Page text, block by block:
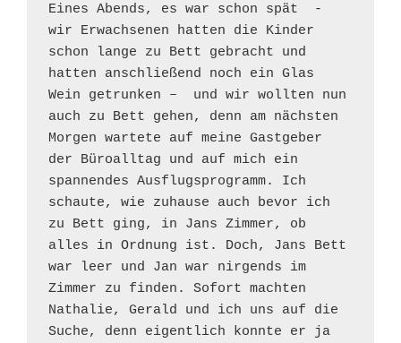
Eines Abends, es war schon spät  -
wir Erwachsenen hatten die Kinder
schon lange zu Bett gebracht und
hatten anschließend noch ein Glas
Wein getrunken –  und wir wollten nun
auch zu Bett gehen, denn am nächsten
Morgen wartete auf meine Gastgeber
der Büroalltag und auf mich ein
spannendes Ausflugsprogramm. Ich
schaute, wie zuhause auch bevor ich
zu Bett ging, in Jans Zimmer, ob
alles in Ordnung ist. Doch, Jans Bett
war leer und Jan war nirgends im
Zimmer zu finden. Sofort machten
Nathalie, Gerald und ich uns auf die
Suche, denn eigentlich konnte er ja